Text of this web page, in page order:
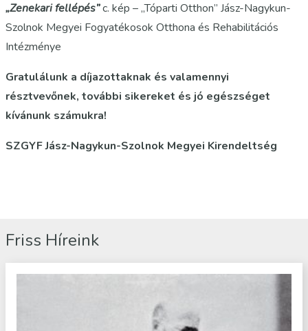
„Zenekari fellépés”c. kép – „Tóparti Otthon” Jász-Nagykun-
Szolnok Megyei Fogyatékosok Otthona és Rehabilitációs
Intézménye
Gratulálunk a díjazottaknak és valamennyi
résztvevőnek, további sikereket és jó egészséget
kívánunk számukra!
SZGYF Jász-Nagykun-Szolnok Megyei Kirendeltség
Friss Híreink